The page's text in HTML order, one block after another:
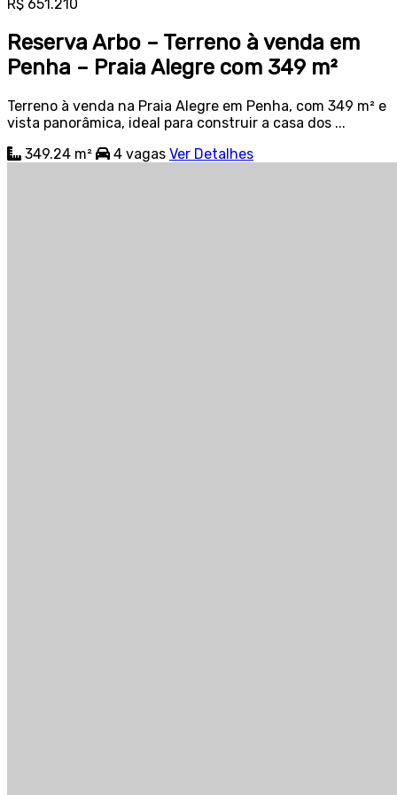
R$ 651.210
Reserva Arbo – Terreno à venda em
Penha – Praia Alegre com 349 m²
Terreno à venda na Praia Alegre em Penha, com 349 m² e
vista panorâmica, ideal para construir a casa dos ...
349.24 m²
4 vagas Ver Detalhes